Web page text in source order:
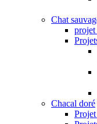
Chat
projet
Chacal doré